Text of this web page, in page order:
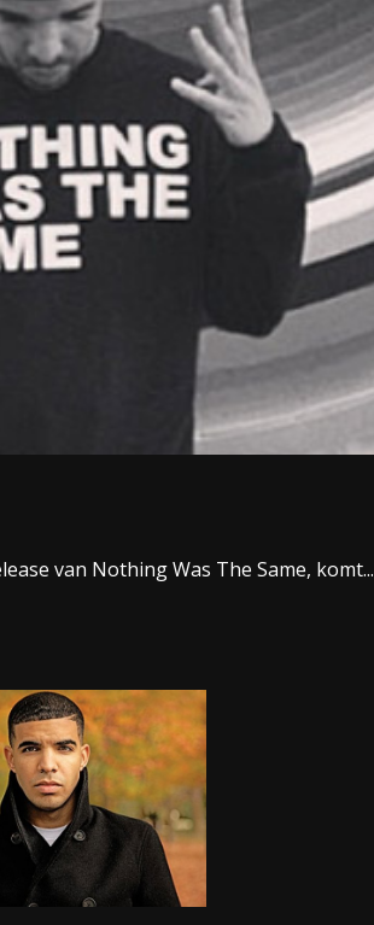
van Nothing Was The Same, komt...
1 month ago